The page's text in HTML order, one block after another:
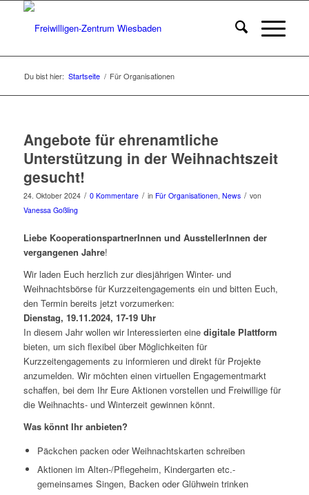
Du bist hier: Startseite / Für Organisationen
Angebote für ehrenamtliche
Unterstützung in der Weihnachtszeit
gesucht!
24. Oktober 2024 / 0 Kommentare / in Für Organisationen, News / von
Vanessa Goßling
Liebe KooperationspartnerInnen und AusstellerInnen der
vergangenen Jahre!
Wir laden Euch herzlich zur diesjährigen Winter- und
Weihnachtsbörse für Kurzzeitengagements ein und bitten Euch,
den Termin bereits jetzt vorzumerken:
Dienstag, 19.11.2024, 17-19 Uhr
In diesem Jahr wollen wir Interessierten eine digitale Plattform
bieten, um sich flexibel über Möglichkeiten für
Kurzzeitengagements zu informieren und direkt für Projekte
anzumelden. Wir möchten einen virtuellen Engagementmarkt
schaffen, bei dem Ihr Eure Aktionen vorstellen und Freiwillige für
die Weihnachts- und Winterzeit gewinnen könnt.
Was könnt Ihr anbieten?
Päckchen packen oder Weihnachtskarten schreiben
Aktionen im Alten-/Pflegeheim, Kindergarten etc.-
gemeinsames Singen, Backen oder Glühwein trinken